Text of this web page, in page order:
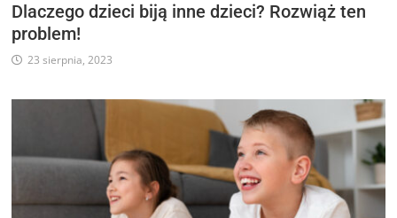
Dlaczego dzieci biją inne dzieci? Rozwiąż ten
problem!
23 sierpnia, 2023